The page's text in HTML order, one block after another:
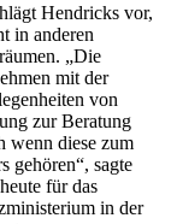
Hendricks vor,
in anderen
„Die
mit der
von
zur Beratung
wenn diese zum
gehören“, sagte
für das
in der